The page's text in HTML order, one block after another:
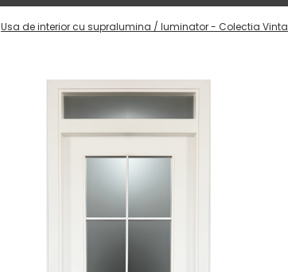
Usa de interior cu supralumina / luminator - Colectia